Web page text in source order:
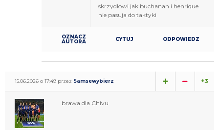
skrzydlowi jak buchanan i henrique
nie pasuja do taktyki
OZNACZ
AUTORA CYTUJ ODPOWIEDZ
15.06.2026 o 17:49 przez Samsewybierz +3
brawa dla Chivu